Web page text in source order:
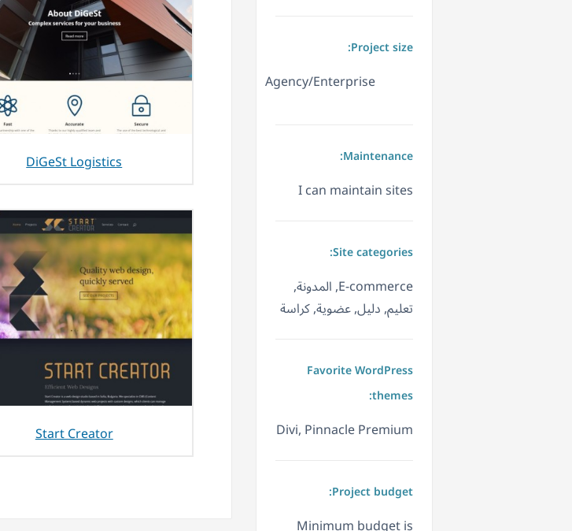
Project size:
Agency/Enterprise
Maintenance:
I can maintain sites
Site categories:
E-commerce, المدونة,
تعليم, دليل, عضوية, كراسة
Favorite WordPress
themes:
Divi, Pinnacle Premium
Project budget:
DiGeSt Logistics
Start Creator